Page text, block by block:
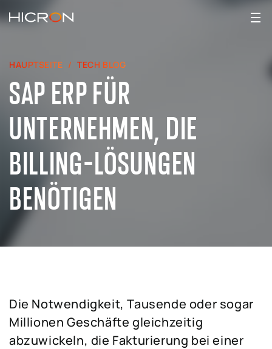
HAUPTSEITE TECH BLOG
SAP ERP FÜR
UNTERNEHMEN, DIE
BILLING-LÖSUNGEN
BENÖTIGEN
Die Notwendigkeit, Tausende oder sogar
Millionen Geschäfte gleichzeitig
abzuwickeln, die Fakturierung bei einer